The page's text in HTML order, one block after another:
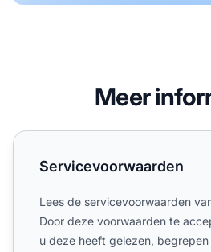
Meer
Servicevoorwaarden
Servicevoorwaarden
Lees de servicevoorwaarden
Door deze voorwaarden te
u deze heeft gelezen,